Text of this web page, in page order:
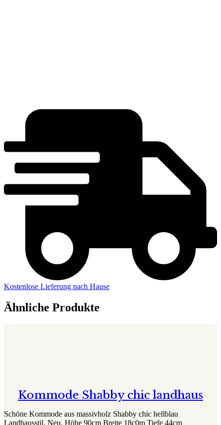
Kostenlose Lieferung nach Hause
Ähnliche Produkte
Kommode Shabby chic landhaus
Schöne Kommode aus massivholz Shabby chic hellblau
Landhausstil. Neu. Höhe 90cm Breite 18c0m Tiefe 44cm